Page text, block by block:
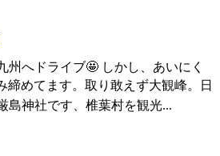
州へドライブ🤩 しかし、あいにく
締めてます。取り敢えず大観峰。日
島神社です、椎葉村を観光...